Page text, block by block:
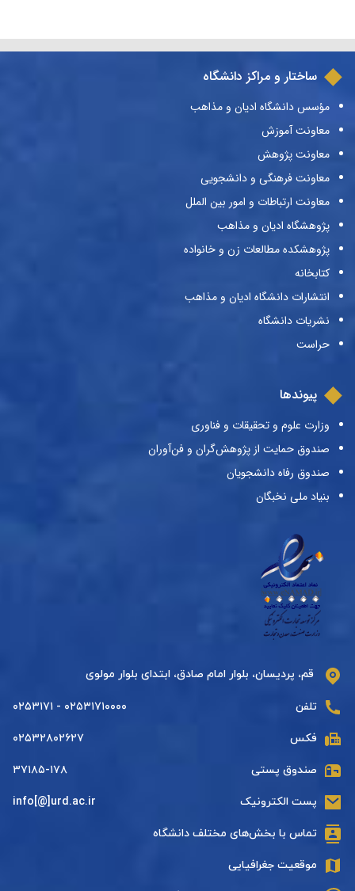
ساختار و مراکز دانشگاه
مؤسس دانشگاه ادیان و مذاهب
معاونت آموزش
معاونت پژوهش
معاونت فرهنگی و دانشجویی
معاونت ارتباطات و امور بین الملل
پژوهشگاه ادیان و مذاهب
پژوهشکده مطالعات زن و خانواده
کتابخانه
انتشارات دانشگاه ادیان و مذاهب
نشریات دانشگاه
حراست
پیوندها
وزارت علوم و تحقیقات و فناوری
صندوق حمایت از پژوهش‌گران و فن‌آوران
صندوق رفاه دانشجویان
بنیاد ملی نخبگان
قم، پردیسان، بلوار امام صادق، ابتدای بلوار مولوی
تلفن ۰۲۵۳۱۷۱۰۰۰۰ - ۰۲۵۳۱۷۱
فکس ۰۲۵۳۲۸۰۲۶۲۷
صندوق پستی ۳۷۱۸۵-۱۷۸
پست الکترونیک info[@]urd.ac.ir
تماس با بخش‌های مختلف دانشگاه
موقعیت جغرافیایی